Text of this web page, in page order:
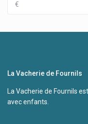
€
La Vacherie de Fournils
La Vacherie de Fournils
avec enfants.